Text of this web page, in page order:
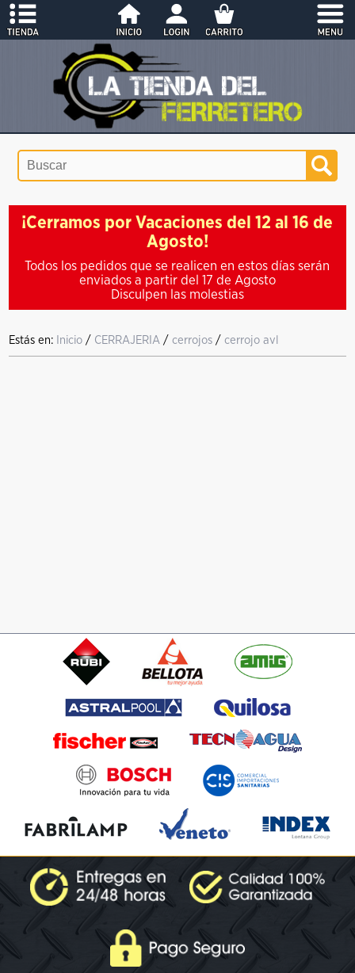
¡Cerramos por Vacaciones del 12 al 16 de
Agosto!
Todos los pedidos que se realicen en estos días serán
enviados a partir del 17 de Agosto
Disculpen las molestias
Estás en: Inicio / CERRAJERIA /cerrojos /cerrojo avl